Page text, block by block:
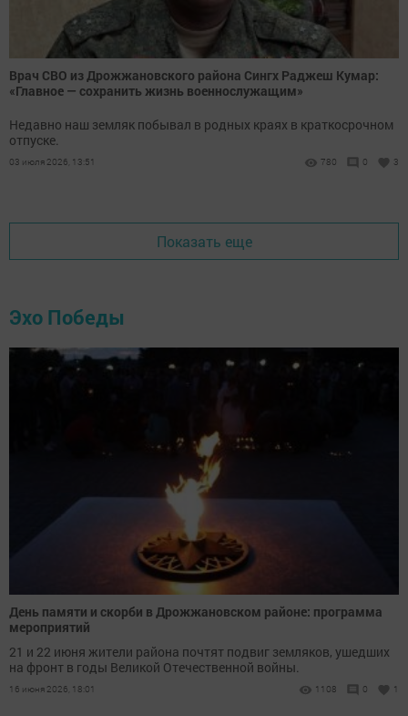
Врач СВО из Дрожжановского района Сингх Раджеш Кумар:
«Главное — сохранить жизнь военнослужащим»
Недавно наш земляк побывал в родных краях в краткосрочном
отпуске.
03 июля 2026, 13:51 780 0 3
Показать еще
Эхо Победы
День памяти и скорби в Дрожжановском районе: программа
мероприятий
21 и 22 июня жители района почтят подвиг земляков, ушедших
на фронт в годы Великой Отечественной войны.
16 июня 2026, 18:01 1108 0 1